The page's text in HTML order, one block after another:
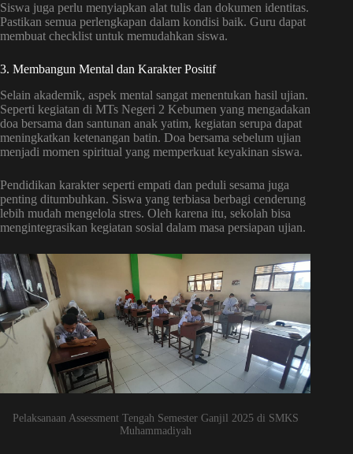
Siswa juga perlu menyiapkan alat tulis dan dokumen identitas.
Pastikan semua perlengkapan dalam kondisi baik. Guru dapat
membuat checklist untuk memudahkan siswa.
3. Membangun Mental dan Karakter Positif
Selain akademik, aspek mental sangat menentukan hasil ujian.
Seperti kegiatan di MTs Negeri 2 Kebumen yang mengadakan
doa bersama dan santunan anak yatim, kegiatan serupa dapat
meningkatkan ketenangan batin. Doa bersama sebelum ujian
menjadi momen spiritual yang memperkuat keyakinan siswa.
Pendidikan karakter seperti empati dan peduli sesama juga
penting ditumbuhkan. Siswa yang terbiasa berbagi cenderung
lebih mudah mengelola stres. Oleh karena itu, sekolah bisa
mengintegrasikan kegiatan sosial dalam masa persiapan ujian.
Pelaksanaan Assessment Tengah Semester Ganjil 2025 di SMKS
Muhammadiyah